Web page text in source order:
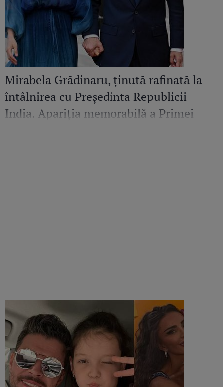
Mirabela Grădinaru, ținută rafinată la
întâlnirea cu Președinta Republicii
India. Apariția memorabilă a Primei